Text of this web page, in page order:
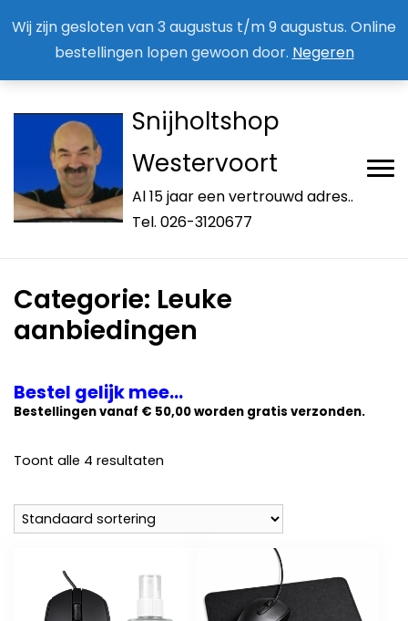
Wij zijn gesloten van 3 augustus t/m 9 augustus. Online
bestellingen lopen gewoon door. Negeren
Snijholtshop
Westervoort
Al 15 jaar een vertrouwd adres..
Tel. 026-3120677
Categorie: Leuke
aanbiedingen
Bestel gelijk mee…
Bestellingen vanaf € 50,00 worden gratis verzonden.
Toont alle 4 resultaten